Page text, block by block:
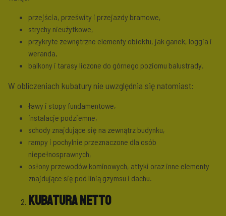
przejścia, prześwity i przejazdy bramowe,
strychy nieużytkowe,
przykryte zewnętrzne elementy obiektu, jak ganek, loggia i
weranda,
balkony i tarasy liczone do górnego poziomu balustrady.
W obliczeniach kubatury nie uwzględnia się natomiast:
ławy i stopy fundamentowe,
instalacje podziemne,
schody znajdujące się na zewnątrz budynku,
rampy i pochylnie przeznaczone dla osób
niepełnosprawnych,
osłony przewodów kominowych, attyki oraz inne elementy
znajdujące się pod linią gzymsu i dachu.
Kubatura netto